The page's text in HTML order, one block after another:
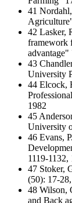
41
42 Lasker,
framework
43
University
44 Elcock,
1982
45
University
46 Evans,
1119-1132,
47 Stoker,
(50): 17-
48 Wilson,
and Back